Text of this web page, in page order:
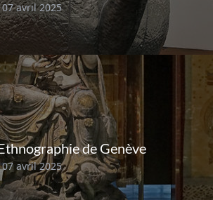
avril 2025
de Genève
avril 2025